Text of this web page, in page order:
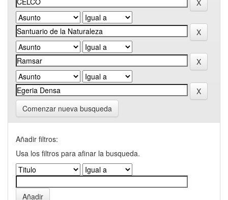
Comenzar nueva busqueda
Añadir filtros:
Usa los filtros para afinar la busqueda.